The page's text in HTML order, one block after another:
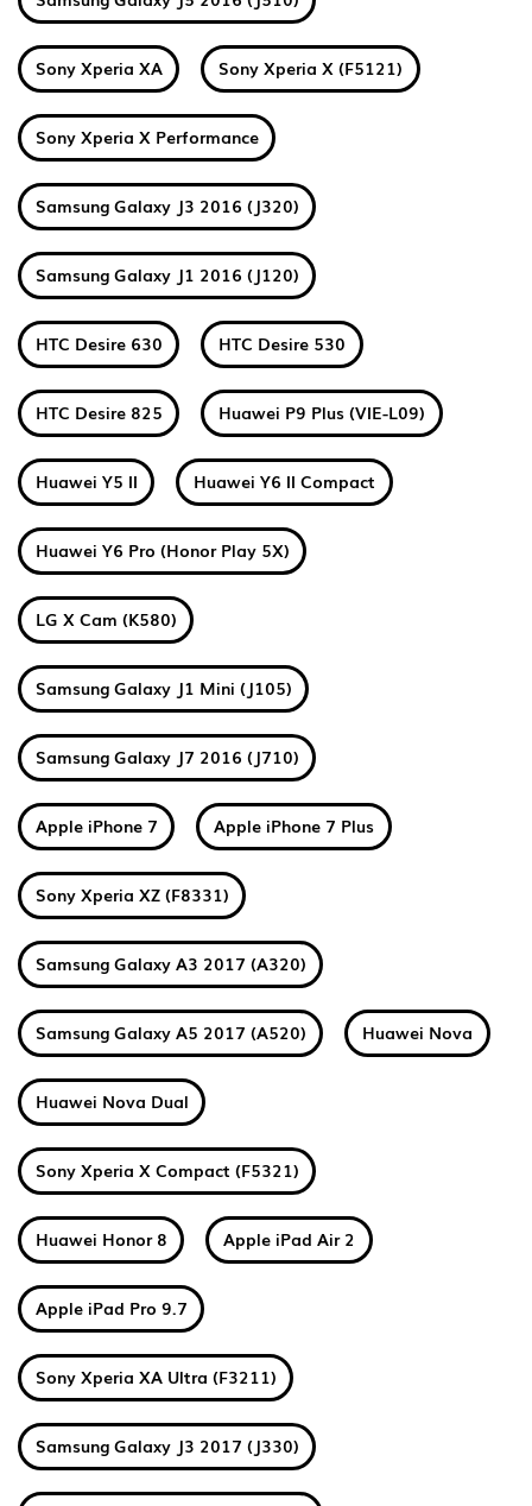
Sony Xperia XA Sony Xperia X (F5121)
Sony Xperia X Performance
Samsung Galaxy J3 2016 (J320)
Samsung Galaxy J1 2016 (J120)
HTC Desire 630 HTC Desire 530
HTC Desire 825 Huawei P9 Plus (VIE-L09)
Huawei Y5 II Huawei Y6 II Compact
Huawei Y6 Pro (Honor Play 5X)
LG X Cam (K580)
Samsung Galaxy J1 Mini (J105)
Samsung Galaxy J7 2016 (J710)
Apple iPhone 7 Apple iPhone 7 Plus
Sony Xperia XZ (F8331)
Samsung Galaxy A3 2017 (A320)
Samsung Galaxy A5 2017 (A520) Huawei Nova
Huawei Nova Dual
Sony Xperia X Compact (F5321)
Huawei Honor 8 Apple iPad Air 2
Apple iPad Pro 9.7
Sony Xperia XA Ultra (F3211)
Samsung Galaxy J3 2017 (J330)